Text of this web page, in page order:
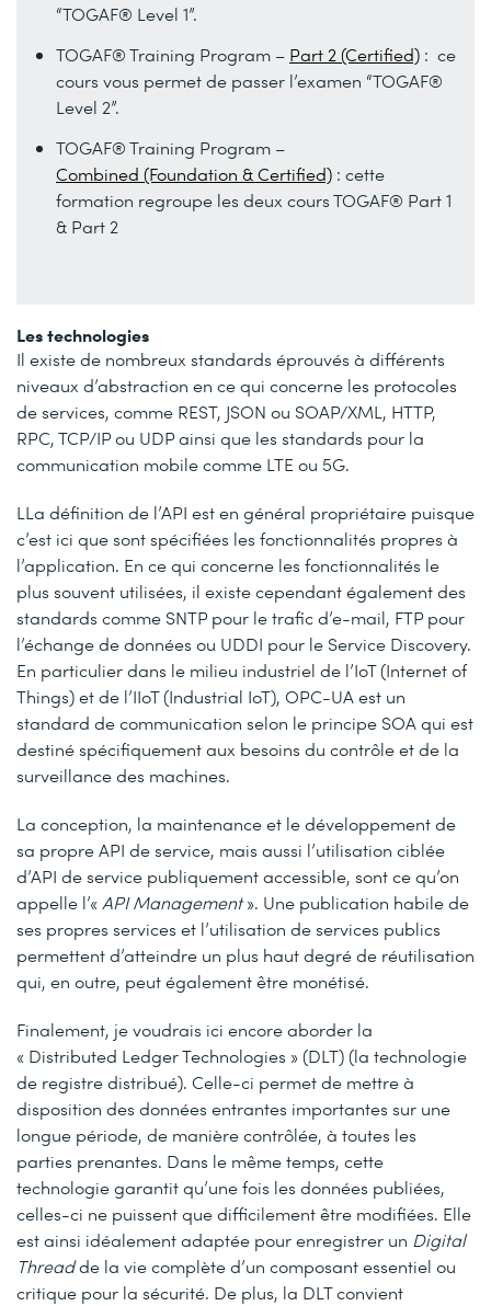
“TOGAF® Level 1”.
TOGAF® Training Program – Part 2 (Certified) : ce
cours vous permet de passer l’examen “TOGAF®
Level 2”.
TOGAF® Training Program –
Combined (Foundation & Certified) : cette
formation regroupe les deux cours TOGAF® Part 1
& Part 2
Les technologies
Il existe de nombreux standards éprouvés à différents
niveaux d’abstraction en ce qui concerne les protocoles
de services, comme REST, JSON ou SOAP/XML, HTTP,
RPC, TCP/IP ou UDP ainsi que les standards pour la
communication mobile comme LTE ou 5G.
LLa définition de l’API est en général propriétaire puisque
c’est ici que sont spécifiées les fonctionnalités propres à
l’application. En ce qui concerne les fonctionnalités le
plus souvent utilisées, il existe cependant également des
standards comme SNTP pour le trafic d’e-mail, FTP pour
l’échange de données ou UDDI pour le Service Discovery.
En particulier dans le milieu industriel de l’IoT (Internet of
Things) et de l’IIoT (Industrial IoT), OPC-UA est un
standard de communication selon le principe SOA qui est
destiné spécifiquement aux besoins du contrôle et de la
surveillance des machines.
La conception, la maintenance et le développement de
sa propre API de service, mais aussi l’utilisation ciblée
d’API de service publiquement accessible, sont ce qu’on
appelle l’«API Management». Une publication habile de
ses propres services et l’utilisation de services publics
permettent d’atteindre un plus haut degré de réutilisation
qui, en outre, peut également être monétisé.
Finalement, je voudrais ici encore aborder la
« Distributed Ledger Technologies » (DLT) (la technologie
de registre distribué). Celle-ci permet de mettre à
disposition des données entrantes importantes sur une
longue période, de manière contrôlée, à toutes les
parties prenantes. Dans le même temps, cette
technologie garantit qu’une fois les données publiées,
celles-ci ne puissent que difficilement être modifiées. Elle
est ainsi idéalement adaptée pour enregistrer un Digital
Threadde la vie complète d’un composant essentiel ou
critique pour la sécurité. De plus, la DLT convient